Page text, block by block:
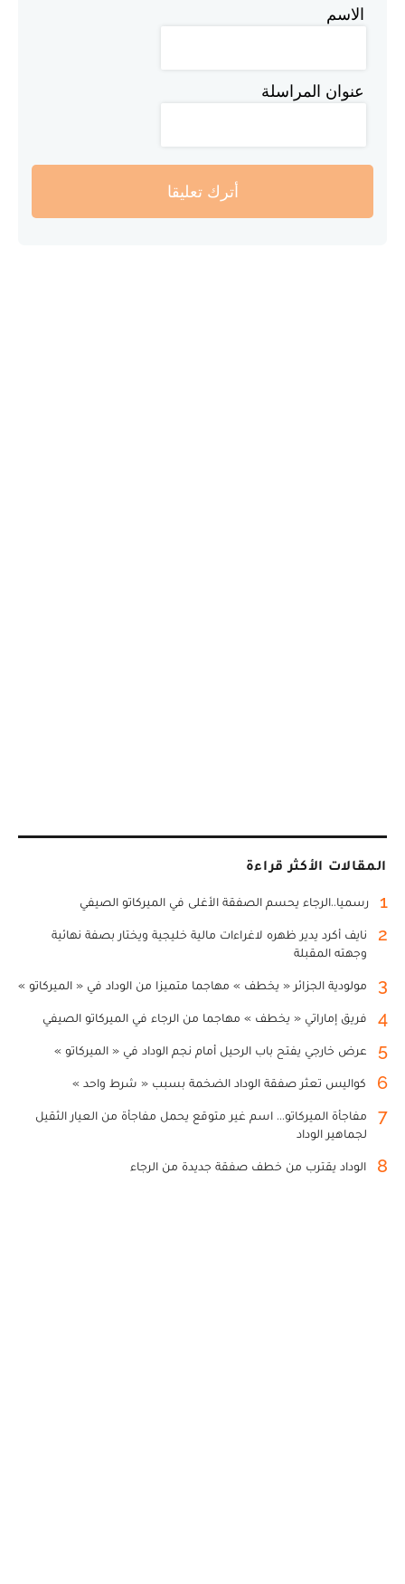
الاسم
عنوان المراسلة
أترك تعليقا
المقالات الأكثر قراءة
1 رسميا..الرجاء يحسم الصفقة الأغلى في الميركاتو الصيفي
2
نايف أكرد يدير ظهره لاغراءات مالية خليجية ويختار بصفة نهائية
وجهته المقبلة
3 مولودية الجزائر « يخطف » مهاجما متميزا من الوداد في « الميركاتو »
4 فريق إماراتي « يخطف » مهاجما من الرجاء في الميركاتو الصيفي
5 عرض خارجي يفتح باب الرحيل أمام نجم الوداد في « الميركاتو »
6 كواليس تعثر صفقة الوداد الضخمة بسبب « شرط واحد »
7
مفاجأة الميركاتو... اسم غير متوقع يحمل مفاجأة من العيار الثقيل
لجماهير الوداد
8 الوداد يقترب من خطف صفقة جديدة من الرجاء